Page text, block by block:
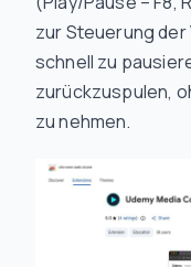
zur Steuerung der
schnell zu
zurückzuspulen,
zu nehmen.